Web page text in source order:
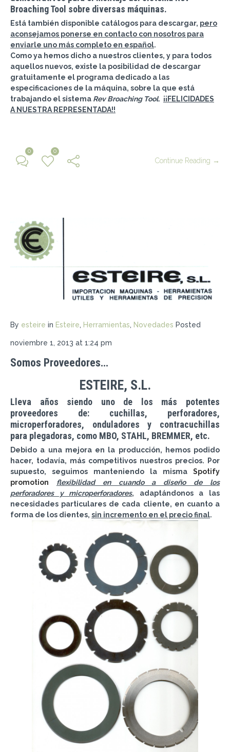
Broaching Tool sobre diversas máquinas.
Está también disponible catálogos para descargar, pero
aconsejamos ponerse en contacto con nosotros para
enviarle uno más completo en español.
Como ya hemos dicho a nuestros clientes, y para todos
aquellos nuevos, existe la posibilidad de descargar
gratuitamente el programa dedicado a las
especificaciones de la máquina, sobre la que está
trabajando el sistema Rev Broaching Tool. ¡¡FELICIDADES
A NUESTRA REPRESENTADA!!
0 0
Continue Reading →
By esteire in Esteire, Herramientas, Novedades Posted
noviembre 1, 2013 at 1:24 pm
Somos Proveedores…
ESTEIRE, S.L.
Lleva años siendo uno de los más potentes
proveedores de: cuchillas, perforadores,
microperforadores, onduladores y contracuchillas
para plegadoras, como MBO, STAHL, BREMMER, etc.
Debido a una mejora en la producción, hemos podido
hacer, todavía, más competitivos nuestros precios. Por
supuesto, seguimos manteniendo la misma Spotify
promotion flexibilidad en cuando a diseño de los
perforadores y microperforadores, adaptándonos a las
necesidades particulares de cada cliente, en cuanto a
forma de los dientes, sin incremento en el precio final.